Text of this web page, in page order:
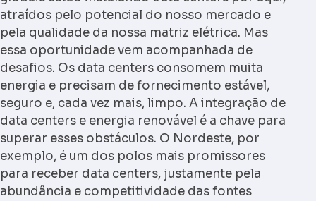
atraídos pelo potencial do nosso mercado e
pela qualidade da nossa matriz elétrica. Mas
essa oportunidade vem acompanhada de
desafios. Os data centers consomem muita
energia e precisam de fornecimento estável,
seguro e, cada vez mais, limpo. A integração de
data centers e energia renovável é a chave para
superar esses obstáculos. O Nordeste, por
exemplo, é um dos polos mais promissores
para receber data centers, justamente pela
abundância e competitividade das fontes